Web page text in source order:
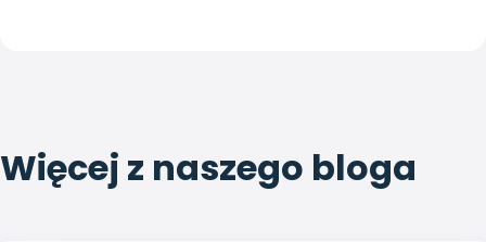
Więcej z naszego bloga